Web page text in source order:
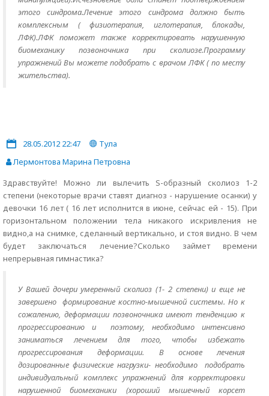
этого синдрома.Лечение этого синдрома должно быть
комплексным ( физиотерапия, иглотерапия, блокады,
ЛФК).ЛФК поможет также корректировать нарушенную
биомеханику позвоночника при сколиозе.Программу
упражнений Вы можете подобрать с врачом ЛФК ( по месту
жительства).
28.05.2012 22:47
Тула
Лермонтова Марина Петровна
Здравствуйте! Можно ли вылечить S-образный сколиоз 1-2
степени (некоторые врачи ставят диагноз - нарушение осанки) у
девочки 16 лет ( 16 лет исполнится в июне, сейчас ей - 15). При
горизонтальном положении тела никакого искривления не
видно,а на снимке, сделанный вертикально, и стоя видно. В чем
будет заключаться лечение?Сколько займет времени
непрерывная гимнастика?
У Вашей дочери умеренный сколиоз (1- 2 степени) и еще не
завершено формирование костно-мышечной системы. Но к
сожалению, деформации позвоночника имеют тенденцию к
прогрессированию и поэтому, необходимо интенсивно
заниматься лечением для того, чтобы избежать
прогрессирования деформации. В основе лечения
дозированные физические нагрузки- необходимо подобрать
индивидуальный комплекс упражнений для корректировки
нарушенной биомеханики (хороший мышечный корсет